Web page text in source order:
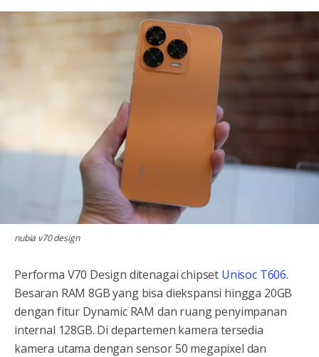
nubia v70 design
Performa V70 Design ditenagai chipset Unisoc T606.
Besaran RAM 8GB yang bisa diekspansi hingga 20GB
dengan fitur Dynamic RAM dan ruang penyimpanan
internal 128GB. Di departemen kamera tersedia
kamera utama dengan sensor 50 megapixel dan